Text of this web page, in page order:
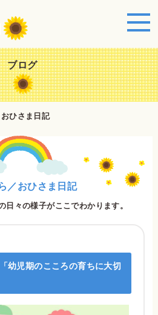
ブログ
ひさま日記
／おひさま日記
日々の様子がここでわかります。
幼児期のこころの育ちに大切